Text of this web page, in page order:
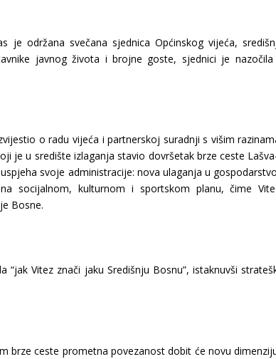
je održana svečana sjednica Općinskog vijeća,
javnog života i brojne goste, sjednici je
o radu vijeća i partnerskoj suradnji s višim
je u središte izlaganja stavio dovršetak brze ceste
svoje administracije: nova ulaganja u
socijalnom, kulturnom i sportskom planu, čime
Bosne.
Vitez znači jaku Središnju Bosnu”, istaknuvši
brze ceste prometna povezanost dobit će novu